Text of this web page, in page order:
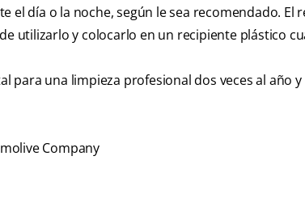
el día o la noche, según le sea recomendado. El
utilizarlo y colocarlo en un recipiente plástico
para una limpieza profesional dos veces al año
Company